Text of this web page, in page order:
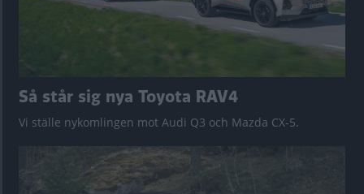
Så står sig nya Toyota RAV4
Vi ställe nykomlingen mot Audi Q3 och Mazda CX-5.